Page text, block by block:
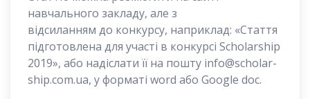
навчального закладу, але з
відсиланням до конкурсу, наприклад: «Стаття
підготовлена для участі в конкурсі Scholarship
2019», або надіслати її на пошту info@scholar-
ship.com.ua, у форматі word або Google doc.